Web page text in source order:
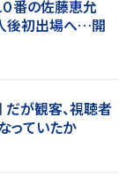
番の佐藤恵允
後初出場へ…開
が観客、視聴者
っていたか